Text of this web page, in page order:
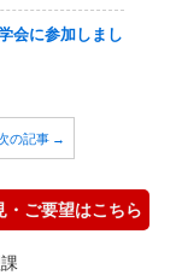
会に参加しまし
の記事 →
・ご要望はこちら